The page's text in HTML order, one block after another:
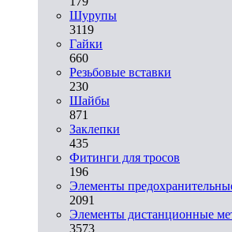
Шурупы
3119
Гайки
660
Резьбовые вставки
230
Шайбы
871
Заклепки
435
Фитинги для тросов
196
Элементы
2091
Элементы дистанционные
3573